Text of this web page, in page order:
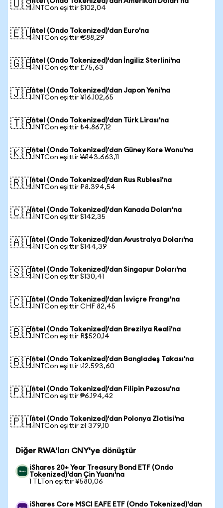
🇺🇸1 INTCon eşittir $102,04
🇪🇺Intel (Ondo Tokenized)'dan Euro'na
1 INTCon eşittir €88,29
🇬🇧Intel (Ondo Tokenized)'dan İngiliz Sterlini'na
1 INTCon eşittir £75,63
🇯🇵Intel (Ondo Tokenized)'dan Japon Yeni'na
1 INTCon eşittir ¥16.102,65
🇹🇷Intel (Ondo Tokenized)'dan Türk Lirası'na
1 INTCon eşittir ₺4.867,12
🇰🇷Intel (Ondo Tokenized)'dan Güney Kore Wonu'na
1 INTCon eşittir ₩143.663,11
🇷🇺Intel (Ondo Tokenized)'dan Rus Rublesi'na
1 INTCon eşittir ₽8.394,54
🇨🇦Intel (Ondo Tokenized)'dan Kanada Doları'na
1 INTCon eşittir $142,35
🇦🇺Intel (Ondo Tokenized)'dan Avustralya Doları'na
1 INTCon eşittir $144,39
🇸🇬Intel (Ondo Tokenized)'dan Singapur Doları'na
1 INTCon eşittir $130,41
🇨🇭Intel (Ondo Tokenized)'dan İsviçre Frangı'na
1 INTCon eşittir CHF 82,45
🇧🇷Intel (Ondo Tokenized)'dan Brezilya Reali'na
1 INTCon eşittir R$520,14
🇧🇩Intel (Ondo Tokenized)'dan Bangladeş Takası'na
1 INTCon eşittir ৳12.593,60
🇵🇭Intel (Ondo Tokenized)'dan Filipin Pezosu'na
1 INTCon eşittir ₱6.194,42
🇵🇱Intel (Ondo Tokenized)'dan Polonya Zlotisi'na
1 INTCon eşittir zł 379,10
Diğer RWA'ları CNY'ye dönüştür
iShares 20+ Year Treasury Bond ETF (Ondo
Tokenized)'dan Çin Yuanı'na
1 TLTon eşittir ¥580,06
iShares Core MSCI EAFE ETF (Ondo Tokenized)'dan